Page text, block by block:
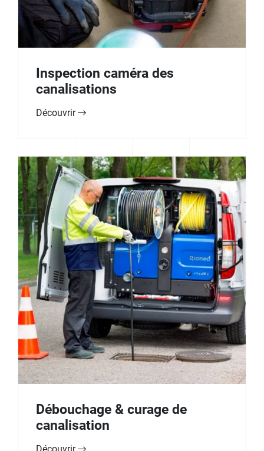
Inspection caméra des
canalisations
Découvrir
Débouchage & curage de
canalisation